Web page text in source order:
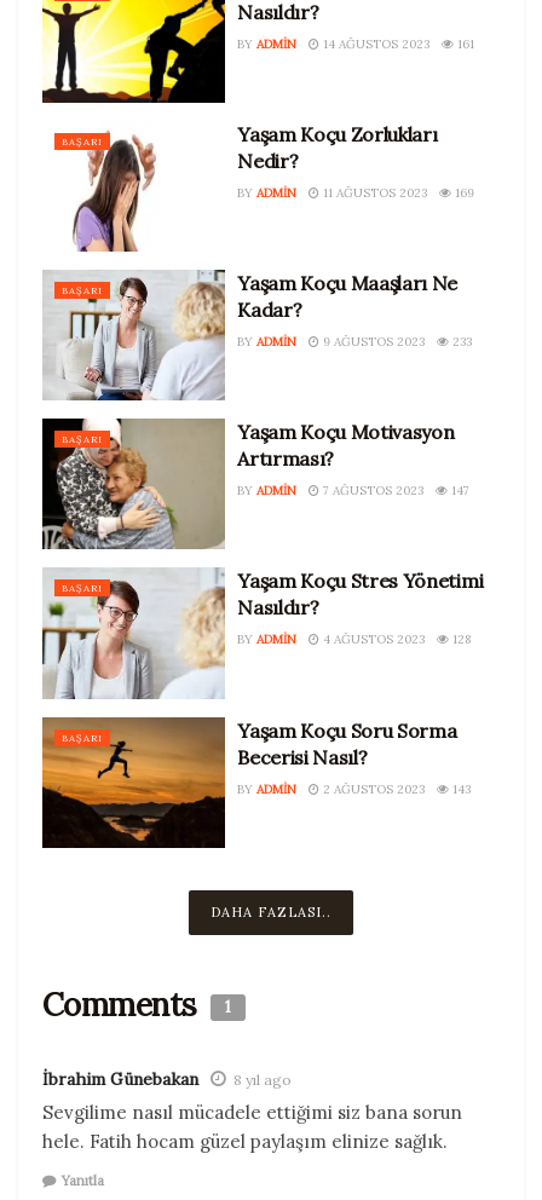
Nasıldır?
BY ADMIN 14 AĞUSTOS 2023 161
BAŞARI
Yaşam Koçu Zorlukları
Nedir?
BY ADMIN 11 AĞUSTOS 2023 169
BAŞARI
Yaşam Koçu Maaşları Ne
Kadar?
BY ADMIN 9 AĞUSTOS 2023 233
BAŞARI
Yaşam Koçu Motivasyon
Artırması?
BY ADMIN 7 AĞUSTOS 2023 147
BAŞARI
Yaşam Koçu Stres Yönetimi
Nasıldır?
BY ADMIN 4 AĞUSTOS 2023 128
BAŞARI
Yaşam Koçu Soru Sorma
Becerisi Nasıl?
BY ADMIN 2 AĞUSTOS 2023 143
DAHA FAZLASI..
Comments 1
İbrahim Günebakan 8 yıl ago
Sevgilime nasıl mücadele ettiğimi siz bana sorun
hele. Fatih hocam güzel paylaşım elinize sağlık.
Yanıtla